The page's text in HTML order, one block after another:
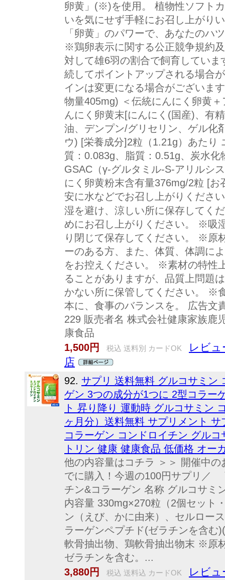
卵黄」(※)を使用。 植物性ソフト
いを気にせず手軽にお召し上がり
「卵黄」のパワーで、あなたのハ
※鶏卵表示に関する公正競争規約
対して雄6羽の割合で飼育してい
続してポイントアップされる場合
インは変更になる場合がございま
物量405mg) ＜伝統にんにく卵黄
んにく卵黄末[にんにく(国産)、有
油、デンプン/グリセリン、ゲル化
ウ) [栄養成分]2粒（1.21g）あたり
質：0.083g、脂質：0.51g、炭水
GSAC（γ-グルタミル-S-アリルシ
にく卵黄粉末含有量376mg/2粒 [
安に水などでお召し上がりくださ
湿を避け、涼しい所に保存してく
めにお召し上がりください。 ※吸
り閉じて保存してください。 ※原
ーのある方、また、体質、体調に
をお控えください。 ※素材の特性
ることがありますが、品質上問題
かない所に保管してください。 ※
本に、食事のバランスを。 広告文
229 販売者名 株式会社健康家族鹿
康食品
1,500円
税込 送料別 カードOK
レビュ
店
92. サプリ 送料無料 グルコサミン
ゲン 3つの成分が1つに 2型コラー
ト 昇り降り 運動時 グルコサミン
ヶ月分）送料無料 サプリメント
コラーゲン コンドロイチン グル
トリン 健康 健康食品 低価格 オー
他の内容量はコチラ ＞＞ 開催中
でに購入！今週の100円サプリ／
チン&コラーゲン 名称 グルコサミ
内容量 330mg×270粒（2個セット
ン（えび、かに由来）、セルロー
ラーゲンペプチド(ゼラチンを含む
軟骨抽出物、鶏軟骨抽出物末 ※原
ゼラチンを含む。...
3,880円
税込 送料込 カードOK
レビュ